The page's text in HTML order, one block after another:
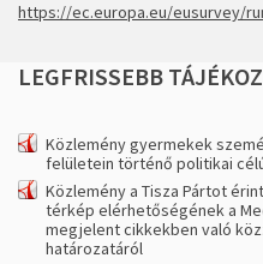
https://ec.europa.eu/eusurvey/
LEGFRISSEBB
Közlemény gyermekek
felületein történő politikai
Közlemény a Tisza Pártot
térkép elérhetőségének a
megjelent cikkekben való
határozatáról